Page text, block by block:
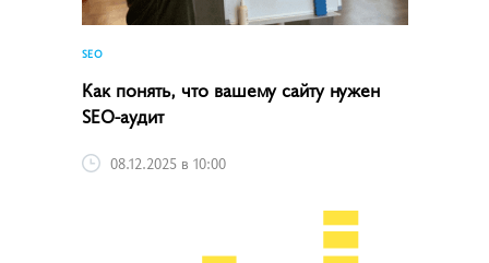
SEO
Как понять, что вашему сайту нужен
SEO-аудит
08.12.2025 в 10:00